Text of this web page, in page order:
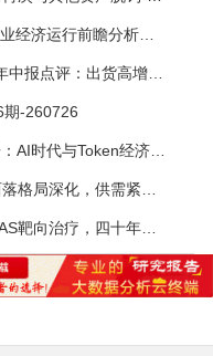
中银国际-2026年2季度交通运输行业经济运行前瞻分析：地缘冲突致航运和航空景气度分化，交通基础设施板块总体呈现稳健特征-260724
东吴证券-宁德时代-300750-2026年中报点评：出货高增业绩稳健，回购彰显龙头信心-260726
期-260726
国联民生证券-AI行业深度研究报告：AI时代与Token经济，从技术符号到数字石油-260801
招商证券-创新药行业深度研究：RAS靶向治疗，四十年不可成药的终结，与终结之后的治疗格局演化-260805